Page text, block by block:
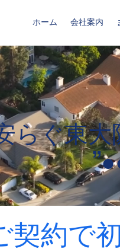
ホーム 会社案内
らぐ東
契約